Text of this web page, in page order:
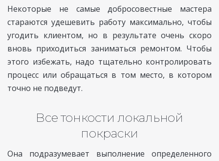
Некоторые не самые добросовестные мастера
стараются удешевить работу максимально, чтобы
угодить клиентом, но в результате очень скоро
вновь приходиться заниматься ремонтом. Чтобы
этого избежать, надо тщательно контролировать
процесс или обращаться в том место, в котором
точно не подведут.
Все тонкости локальной
покраски
Она подразумевает выполнение определенного